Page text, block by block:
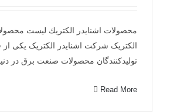
محصولات اشنايدر الكتريك لیست
الکتریک شرکت اشنایدر الکتریک یکی از
تولیدکنندگان محصولات صنعت برق در
Read More